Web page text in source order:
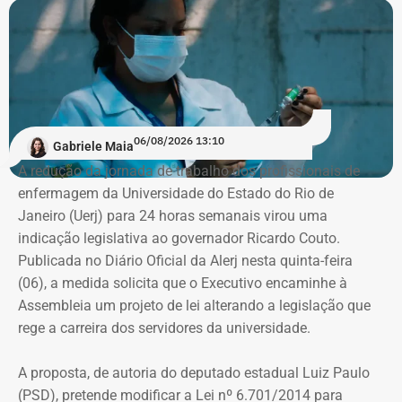
Dilma Rousseff (PT). No Rio, matriculou-se em Direito na
PUC, onde ficou de 2016 a 2019. Em seguida, quando já
trabalhava no “Pânico”, transferiu-se para o Instituto
Damásio, do IBMEC de São Paulo. E lá concluiu o curso,
em 2020, no início da pandemia.
“Eu nunca afirmei que me formei, mas que estudei em
Nova York, na PUC e no Institiuto Damásio. Se alguém diz
que eu me formei na NYU, não fui eu, porque sempre
procurei ser muito preciso com isso”, diz André Marinho.
No material de divulgação da campanha, nas redes
sociais, realmente, não há qualquer referência à
formatura.
Citação equivocada em entrevistas e
reportagens
Gabriele Maia06/08/2026 13:10
A redução da jornada de trabalho dos profissionais de
enfermagem da Universidade do Estado do Rio de
Janeiro (Uerj) para 24 horas semanais virou uma
indicação legislativa ao governador Ricardo Couto.
Publicada no Diário Oficial da Alerj nesta quinta-feira
(06), a medida solicita que o Executivo encaminhe à
Assembleia um projeto de lei alterando a legislação que
rege a carreira dos servidores da universidade.
A proposta, de autoria do deputado estadual Luiz Paulo
(PSD), pretende modificar a Lei nº 6.701/2014 para